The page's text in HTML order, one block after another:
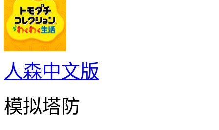
人森中文版
模拟塔防